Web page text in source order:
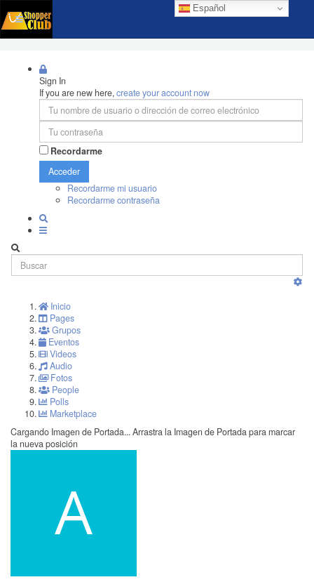
Español
Sign In
If you are new here,create your account now
Recordarme
Acceder
Recordarme mi usuario
Recordarme contraseña
Inicio
Pages
Grupos
Eventos
Videos
Audio
Fotos
People
Polls
Marketplace
Cargando Imagen de Portada... Arrastra la Imagen de Portada para marcar
la nueva posición